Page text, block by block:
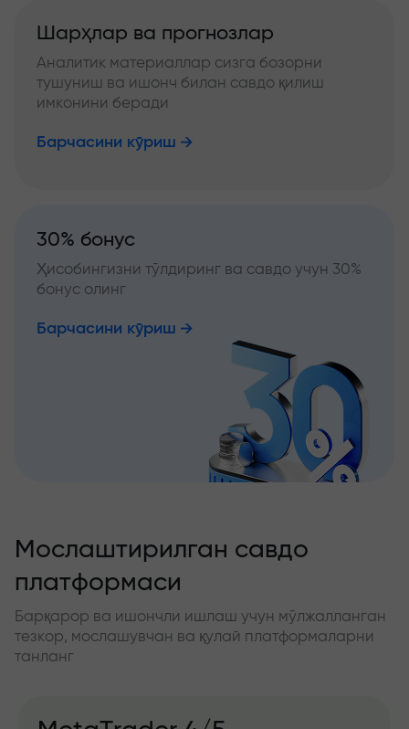
Шарҳлар ва прогнозлар
Аналитик материаллар сизга бозорни
тушуниш ва ишонч билан савдо қилиш
имконини беради
Барчасини кўриш
30% бонус
Ҳисобингизни тўлдиринг ва савдо учун 30%
бонус олинг
Барчасини кўриш
Мослаштирилган савдо
платформаси
Барқарор ва ишончли ишлаш учун мўлжалланган
тезкор, мослашувчан ва қулай платформаларни
танланг